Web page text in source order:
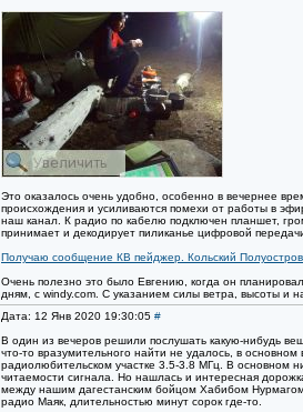
Это оказалось очень удобно, особенно в вечернее
происхождения и усиливаются помехи от работы в
наш канал. К радио по кабелю подключен планшет,
принимает и декодирует пиликанье цифровой
Получаю сообщение КВ пейджер. Кольский
Очень полезно это было Евгению, когда он
дням, с windy.com. С указанием силы ветра, высоты и
Дата: 12 Янв 2020 19:30:05 #
В один из вечеров решили послушать какую-нибудь
что-то вразумительного найти не удалось, в
радиолюбительском участке 3.5-3.8 МГц. В основном
читаемости сигнала. Но нашлась и интересная
между нашим дагестанским бойцом Хабибом
радио Маяк, длительностью минут сорок где-то.